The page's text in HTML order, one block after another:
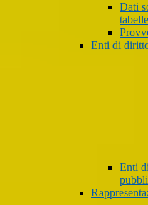
Dati
Enti di
Enti